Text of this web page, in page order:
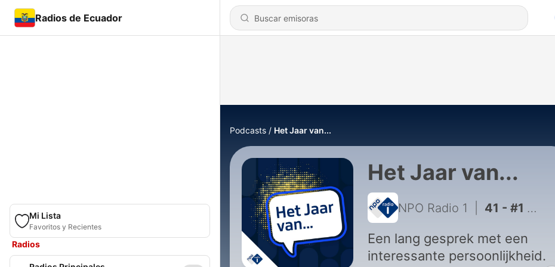
Radios de Ecuador
Mi Lista
Favoritos y Recientes
Radios
Podcasts Het Jaar van...
Het Jaar van...
NPO Radio 1 41 - #1 - Het Jaar van Caroline van der Plas (S06)
Een lang gesprek met een
interessante persoonlijkheid.